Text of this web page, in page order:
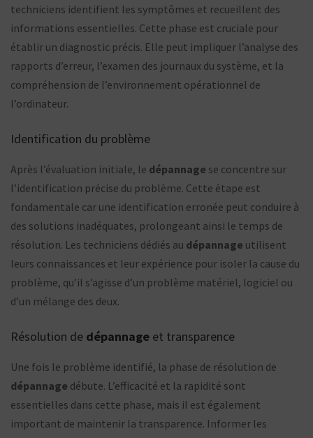
techniciens identifient les symptômes et recueillent des
informations essentielles. Cette phase est cruciale pour
établir un diagnostic précis. Elle peut impliquer l’analyse des
rapports d’erreur, l’examen des journaux du système, et la
compréhension de l’environnement opérationnel de
l’ordinateur.
Identification du problème
Après l’évaluation initiale, le dépannage se concentre sur
l’identification précise du problème. Cette étape est
fondamentale car une identification erronée peut conduire à
des solutions inadéquates, prolongeant ainsi le temps de
résolution. Les techniciens dédiés au dépannage utilisent
leurs connaissances et leur expérience pour isoler la cause du
problème, qu’il s’agisse d’un problème matériel, logiciel ou
d’un mélange des deux.
Résolution de dépannage et transparence
Une fois le problème identifié, la phase de résolution de
dépannage débute. L’efficacité et la rapidité sont
essentielles dans cette phase, mais il est également
important de maintenir la transparence. Informer les